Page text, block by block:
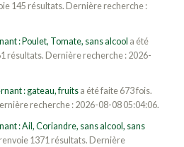
145 résultats. Dernière recherche :
: Poulet, Tomate, sans alcool a été
résultats. Dernière recherche : 2026-
: gateau, fruitsa été faite 673 fois.
recherche : 2026-08-08 05:04:06.
: Ail, Coriandre, sans alcool, sans
1371 résultats. Dernière